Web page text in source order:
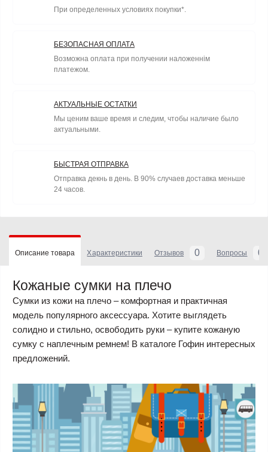
При определенных условиях покупки*.
БЕЗОПАСНАЯ ОПЛАТА
Возможна оплата при получении наложеннім
платежом.
АКТУАЛЬНЫЕ ОСТАТКИ
Мы ценим ваше время и следим, чтобы наличие было
актуальными.
БЫСТРАЯ ОТПРАВКА
Отправка декнь в день. В 90% случаев доставка меньше
24 часов.
Описание товара Характеристики Отзывов 0 Вопросы 0
Кожаные сумки на плечо
Сумки из кожи на плечо – комфортная и практичная
модель популярного аксессуара. Хотите выглядеть
солидно и стильно, освободить руки – купите кожаную
сумку с наплечным ремнем! В каталоге Гофин интересных
предложений.